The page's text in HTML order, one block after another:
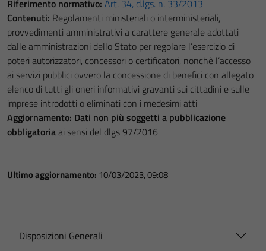
Riferimento normativo: Art. 34, d.lgs. n. 33/2013
Contenuti: Regolamenti ministeriali o interministeriali,
provvedimenti amministrativi a carattere generale adottati
dalle amministrazioni dello Stato per regolare l’esercizio di
poteri autorizzatori, concessori o certificatori, nonchè l’accesso
ai servizi pubblici ovvero la concessione di benefici con allegato
elenco di tutti gli oneri informativi gravanti sui cittadini e sulle
imprese introdotti o eliminati con i medesimi atti
Aggiornamento: Dati non più soggetti a pubblicazione
obbligatoriaai sensi del dlgs 97/2016
Ultimo aggiornamento: 10/03/2023, 09:08
Disposizioni Generali